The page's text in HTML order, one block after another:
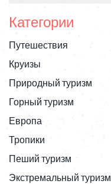
Категории
Путешествия
Круизы
Природный туризм
Горный туризм
Европа
Тропики
Пеший туризм
Экстремальный туризм